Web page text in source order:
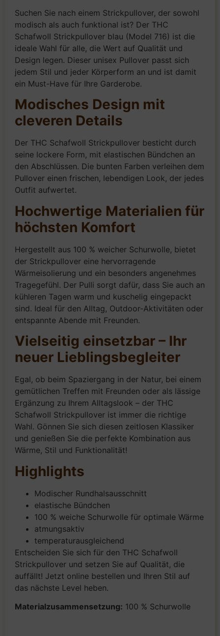
Suchen Sie nach einem Strickpullover, der sowohl
modisch als auch funktional ist? Der THC
Schafwoll Strickpullover blau (Model 716) ist die
ideale Wahl für alle, die Wert auf Qualität und
Design legen. Dieser unisex Pullover passt sich
jedem Stil und jeder Körperform an und ist damit
ein Must-Have für Ihre Garderobe.
Modisches Design mit
cleveren Details
Der THC Schafwoll Strickpullover besticht durch
seine lockere Form, mit elastischen Bündchen an
den Abschlüssen. Die bunten Farben verleihen dem
Pullover einen frischen, lebendigen Look, der jedes
Outfit aufwertet.
Hochwertige Materialien für
höchsten Komfort
Hergestellt aus 100 % weicher Schurwolle, bietet
der Strickpullover eine hervorragende
Wärmeisolierung und ein besonders angenehmes
Tragegefühl. Der Pulli sorgt dafür, dass Sie auch an
kühleren Tagen warm und kuschelig eingepackt
sind. Ideal für den Alltag, Outdoor-Aktivitäten oder
entspannte Abende mit Freunden.
Vielseitig einsetzbar – Ihr
neuer Lieblingsbegleiter
Egal, ob beim Spaziergang in der Natur, bei einem
gemütlichen Treffen mit Freunden oder als lässige
Ergänzung zu Ihrem Alltagslook – der THC
Schafwoll Strickpullover ist immer die richtige
Wahl. Gönnen Sie sich diesen zeitlosen Klassiker
und genießen Sie die perfekte Kombination aus
Wärme, Stil und Funktionalität!
Highlights
Modischer Rundhalsausschnitt
elastische Bündchen
100 % weiche Schurwolle für optimale Wärme
atmungsaktiv
temperaturausgleichend
Entscheiden Sie sich für den THC Schafwoll
Strickpullover und setzen Sie auf Qualität, die
auffällt! Jetzt online bestellen und Ihren Stil auf
das nächste Level heben.
Materialzusammensetzung: 100 % Schurwolle